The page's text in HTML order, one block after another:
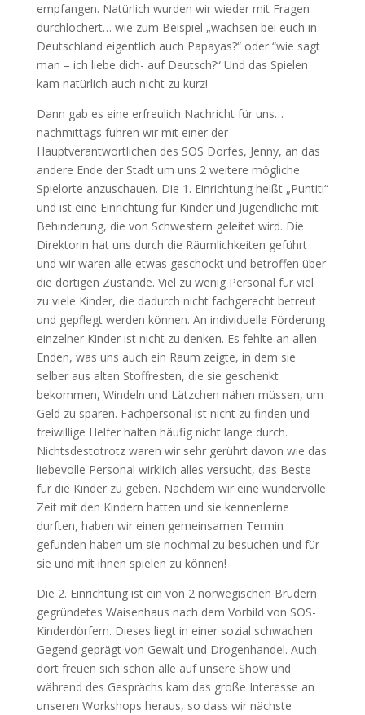
empfangen. Natürlich wurden wir wieder mit Fragen
durchlöchert… wie zum Beispiel „wachsen bei euch in
Deutschland eigentlich auch Papayas?“ oder “wie sagt
man – ich liebe dich- auf Deutsch?“ Und das Spielen
kam natürlich auch nicht zu kurz!
Dann gab es eine erfreulich Nachricht für uns…
nachmittags fuhren wir mit einer der
Hauptverantwortlichen des SOS Dorfes, Jenny, an das
andere Ende der Stadt um uns 2 weitere mögliche
Spielorte anzuschauen. Die 1. Einrichtung heißt „Puntiti“
und ist eine Einrichtung für Kinder und Jugendliche mit
Behinderung, die von Schwestern geleitet wird. Die
Direktorin hat uns durch die Räumlichkeiten geführt
und wir waren alle etwas geschockt und betroffen über
die dortigen Zustände. Viel zu wenig Personal für viel
zu viele Kinder, die dadurch nicht fachgerecht betreut
und gepflegt werden können. An individuelle Förderung
einzelner Kinder ist nicht zu denken. Es fehlte an allen
Enden, was uns auch ein Raum zeigte, in dem sie
selber aus alten Stoffresten, die sie geschenkt
bekommen, Windeln und Lätzchen nähen müssen, um
Geld zu sparen. Fachpersonal ist nicht zu finden und
freiwillige Helfer halten häufig nicht lange durch.
Nichtsdestotrotz waren wir sehr gerührt davon wie das
liebevolle Personal wirklich alles versucht, das Beste
für die Kinder zu geben. Nachdem wir eine wundervolle
Zeit mit den Kindern hatten und sie kennenlerne
durften, haben wir einen gemeinsamen Termin
gefunden haben um sie nochmal zu besuchen und für
sie und mit ihnen spielen zu können!
Die 2. Einrichtung ist ein von 2 norwegischen Brüdern
gegründetes Waisenhaus nach dem Vorbild von SOS-
Kinderdörfern. Dieses liegt in einer sozial schwachen
Gegend geprägt von Gewalt und Drogenhandel. Auch
dort freuen sich schon alle auf unsere Show und
während des Gesprächs kam das große Interesse an
unseren Workshops heraus, so dass wir nächste